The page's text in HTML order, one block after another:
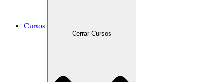
Cursos
Cerrar Cursos